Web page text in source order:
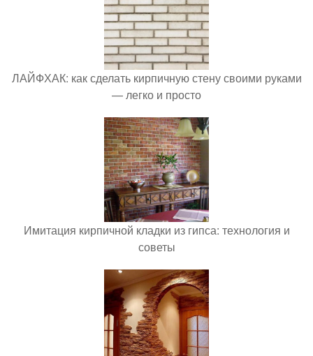
ЛАЙФХАК: как сделать кирпичную стену своими руками
— легко и просто
Имитация кирпичной кладки из гипса: технология и
советы